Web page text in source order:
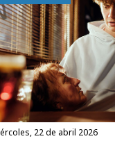
22 de abril 2026